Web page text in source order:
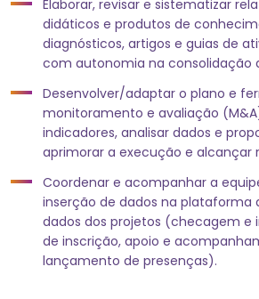
Elaborar, revisar e sistematizar
didáticos e produtos de
diagnósticos, artigos e guias de
com autonomia na consolidação
Desenvolver/adaptar o plano e
monitoramento e avaliação
indicadores, analisar dados e
aprimorar a execução e alcançar
Coordenar e acompanhar a
inserção de dados na plataforma
dados dos projetos (checagem e
de inscrição, apoio e
lançamento de presenças).